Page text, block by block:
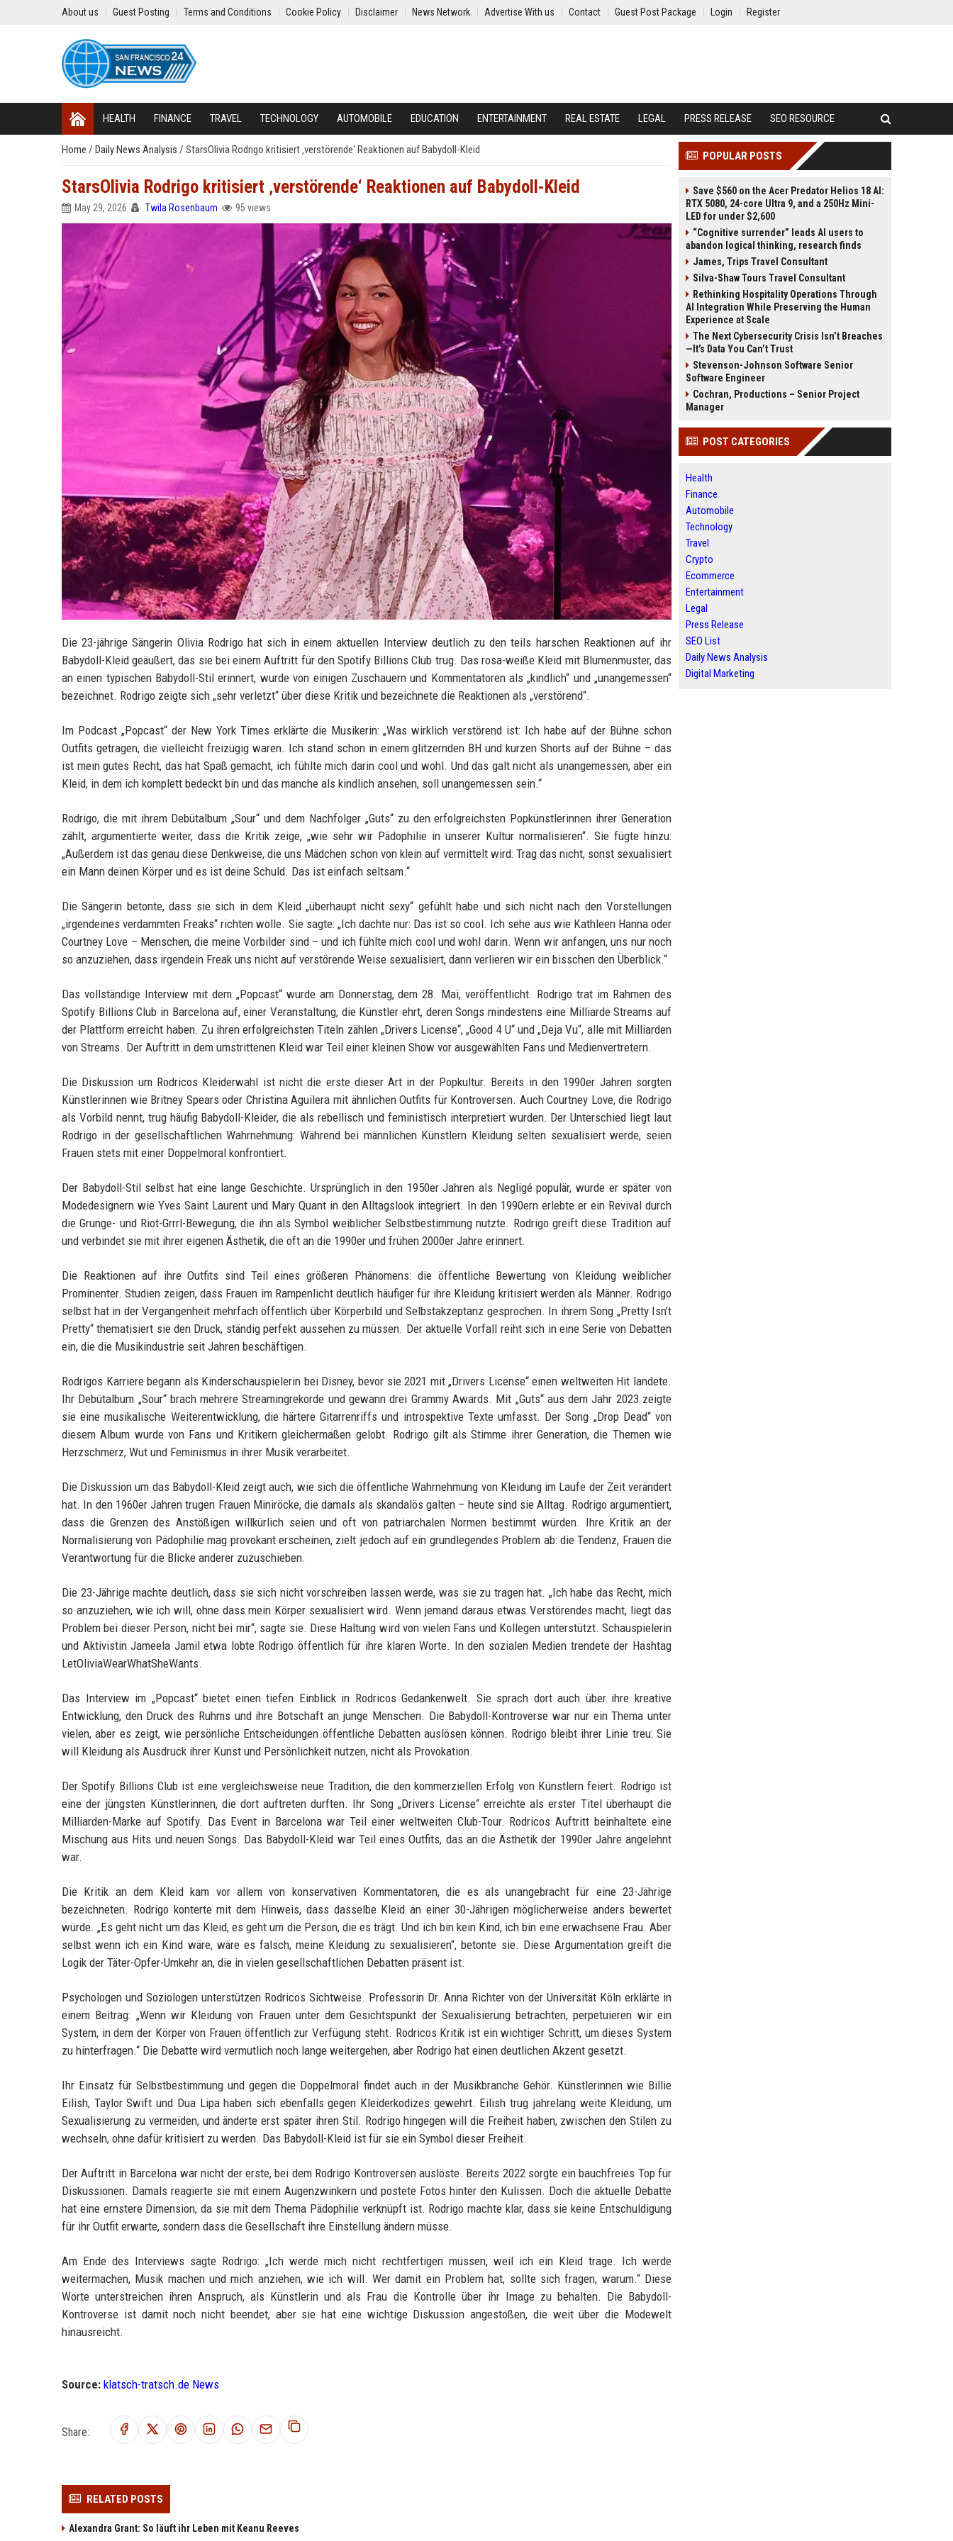
About us Guest Posting Terms and Conditions Cookie Policy Disclaimer News Network Advertise With us Contact Guest Post Package Login Register
HEALTH FINANCE TRAVEL TECHNOLOGY AUTOMOBILE EDUCATION ENTERTAINMENT REAL ESTATE LEGAL PRESS RELEASE SEO RESOURCE
Home / Daily News Analysis / StarsOlivia Rodrigo kritisiert ‚verstörende‘ Reaktionen auf Babydoll-Kleid
StarsOlivia Rodrigo kritisiert ‚verstörende‘ Reaktionen auf Babydoll-Kleid
May 29, 2026 Twila Rosenbaum 95 views
Die 23-jährige Sängerin Olivia Rodrigo hat sich in einem aktuellen Interview deutlich zu den teils harschen Reaktionen auf ihr
Babydoll-Kleid geäußert, das sie bei einem Auftritt für den Spotify Billions Club trug. Das rosa-weiße Kleid mit Blumenmuster, das
an einen typischen Babydoll-Stil erinnert, wurde von einigen Zuschauern und Kommentatoren als „kindlich“ und „unangemessen“
bezeichnet. Rodrigo zeigte sich „sehr verletzt“ über diese Kritik und bezeichnete die Reaktionen als „verstörend“.
Im Podcast „Popcast“ der New York Times erklärte die Musikerin: „Was wirklich verstörend ist: Ich habe auf der Bühne schon
Outfits getragen, die vielleicht freizügig waren. Ich stand schon in einem glitzernden BH und kurzen Shorts auf der Bühne – das
ist mein gutes Recht, das hat Spaß gemacht, ich fühlte mich darin cool und wohl. Und das galt nicht als unangemessen, aber ein
Kleid, in dem ich komplett bedeckt bin und das manche als kindlich ansehen, soll unangemessen sein.“
Rodrigo, die mit ihrem Debütalbum „Sour“ und dem Nachfolger „Guts“ zu den erfolgreichsten Popkünstlerinnen ihrer Generation
zählt, argumentierte weiter, dass die Kritik zeige, „wie sehr wir Pädophilie in unserer Kultur normalisieren“. Sie fügte hinzu:
„Außerdem ist das genau diese Denkweise, die uns Mädchen schon von klein auf vermittelt wird: Trag das nicht, sonst sexualisiert
ein Mann deinen Körper und es ist deine Schuld. Das ist einfach seltsam.“
Die Sängerin betonte, dass sie sich in dem Kleid „überhaupt nicht sexy“ gefühlt habe und sich nicht nach den Vorstellungen
„irgendeines verdammten Freaks“ richten wolle. Sie sagte: „Ich dachte nur: Das ist so cool. Ich sehe aus wie Kathleen Hanna oder
Courtney Love – Menschen, die meine Vorbilder sind – und ich fühlte mich cool und wohl darin. Wenn wir anfangen, uns nur noch
so anzuziehen, dass irgendein Freak uns nicht auf verstörende Weise sexualisiert, dann verlieren wir ein bisschen den Überblick.“
Das vollständige Interview mit dem „Popcast“ wurde am Donnerstag, dem 28. Mai, veröffentlicht. Rodrigo trat im Rahmen des
Spotify Billions Club in Barcelona auf, einer Veranstaltung, die Künstler ehrt, deren Songs mindestens eine Milliarde Streams auf
der Plattform erreicht haben. Zu ihren erfolgreichsten Titeln zählen „Drivers License“, „Good 4 U“ und „Deja Vu“, alle mit Milliarden
von Streams. Der Auftritt in dem umstrittenen Kleid war Teil einer kleinen Show vor ausgewählten Fans und Medienvertretern.
Die Diskussion um Rodricos Kleiderwahl ist nicht die erste dieser Art in der Popkultur. Bereits in den 1990er Jahren sorgten
Künstlerinnen wie Britney Spears oder Christina Aguilera mit ähnlichen Outfits für Kontroversen. Auch Courtney Love, die Rodrigo
als Vorbild nennt, trug häufig Babydoll-Kleider, die als rebellisch und feministisch interpretiert wurden. Der Unterschied liegt laut
Rodrigo in der gesellschaftlichen Wahrnehmung: Während bei männlichen Künstlern Kleidung selten sexualisiert werde, seien
Frauen stets mit einer Doppelmoral konfrontiert.
Der Babydoll-Stil selbst hat eine lange Geschichte. Ursprünglich in den 1950er Jahren als Negligé populär, wurde er später von
Modedesignern wie Yves Saint Laurent und Mary Quant in den Alltagslook integriert. In den 1990ern erlebte er ein Revival durch
die Grunge- und Riot-Grrrl-Bewegung, die ihn als Symbol weiblicher Selbstbestimmung nutzte. Rodrigo greift diese Tradition auf
und verbindet sie mit ihrer eigenen Ästhetik, die oft an die 1990er und frühen 2000er Jahre erinnert.
Die Reaktionen auf ihre Outfits sind Teil eines größeren Phänomens: die öffentliche Bewertung von Kleidung weiblicher
Prominenter. Studien zeigen, dass Frauen im Rampenlicht deutlich häufiger für ihre Kleidung kritisiert werden als Männer. Rodrigo
selbst hat in der Vergangenheit mehrfach öffentlich über Körperbild und Selbstakzeptanz gesprochen. In ihrem Song „Pretty Isn’t
Pretty“ thematisiert sie den Druck, ständig perfekt aussehen zu müssen. Der aktuelle Vorfall reiht sich in eine Serie von Debatten
ein, die die Musikindustrie seit Jahren beschäftigen.
Rodrigos Karriere begann als Kinderschauspielerin bei Disney, bevor sie 2021 mit „Drivers License“ einen weltweiten Hit landete.
Ihr Debütalbum „Sour“ brach mehrere Streamingrekorde und gewann drei Grammy Awards. Mit „Guts“ aus dem Jahr 2023 zeigte
sie eine musikalische Weiterentwicklung, die härtere Gitarrenriffs und introspektive Texte umfasst. Der Song „Drop Dead“ von
diesem Album wurde von Fans und Kritikern gleichermaßen gelobt. Rodrigo gilt als Stimme ihrer Generation, die Themen wie
Herzschmerz, Wut und Feminismus in ihrer Musik verarbeitet.
Die Diskussion um das Babydoll-Kleid zeigt auch, wie sich die öffentliche Wahrnehmung von Kleidung im Laufe der Zeit verändert
hat. In den 1960er Jahren trugen Frauen Miniröcke, die damals als skandalös galten – heute sind sie Alltag. Rodrigo argumentiert,
dass die Grenzen des Anstößigen willkürlich seien und oft von patriarchalen Normen bestimmt würden. Ihre Kritik an der
Normalisierung von Pädophilie mag provokant erscheinen, zielt jedoch auf ein grundlegendes Problem ab: die Tendenz, Frauen die
Verantwortung für die Blicke anderer zuzuschieben.
Die 23-Jährige machte deutlich, dass sie sich nicht vorschreiben lassen werde, was sie zu tragen hat. „Ich habe das Recht, mich
so anzuziehen, wie ich will, ohne dass mein Körper sexualisiert wird. Wenn jemand daraus etwas Verstörendes macht, liegt das
Problem bei dieser Person, nicht bei mir“, sagte sie. Diese Haltung wird von vielen Fans und Kollegen unterstützt. Schauspielerin
und Aktivistin Jameela Jamil etwa lobte Rodrigo öffentlich für ihre klaren Worte. In den sozialen Medien trendete der Hashtag
LetOliviaWearWhatSheWants.
Das Interview im „Popcast“ bietet einen tiefen Einblick in Rodricos Gedankenwelt. Sie sprach dort auch über ihre kreative
Entwicklung, den Druck des Ruhms und ihre Botschaft an junge Menschen. Die Babydoll-Kontroverse war nur ein Thema unter
vielen, aber es zeigt, wie persönliche Entscheidungen öffentliche Debatten auslösen können. Rodrigo bleibt ihrer Linie treu: Sie
will Kleidung als Ausdruck ihrer Kunst und Persönlichkeit nutzen, nicht als Provokation.
Der Spotify Billions Club ist eine vergleichsweise neue Tradition, die den kommerziellen Erfolg von Künstlern feiert. Rodrigo ist
eine der jüngsten Künstlerinnen, die dort auftreten durften. Ihr Song „Drivers License“ erreichte als erster Titel überhaupt die
Milliarden-Marke auf Spotify. Das Event in Barcelona war Teil einer weltweiten Club-Tour. Rodricos Auftritt beinhaltete eine
Mischung aus Hits und neuen Songs. Das Babydoll-Kleid war Teil eines Outfits, das an die Ästhetik der 1990er Jahre angelehnt
war.
Die Kritik an dem Kleid kam vor allem von konservativen Kommentatoren, die es als unangebracht für eine 23-Jährige
bezeichneten. Rodrigo konterte mit dem Hinweis, dass dasselbe Kleid an einer 30-Jährigen möglicherweise anders bewertet
würde. „Es geht nicht um das Kleid, es geht um die Person, die es trägt. Und ich bin kein Kind, ich bin eine erwachsene Frau. Aber
selbst wenn ich ein Kind wäre, wäre es falsch, meine Kleidung zu sexualisieren“, betonte sie. Diese Argumentation greift die
Logik der Täter-Opfer-Umkehr an, die in vielen gesellschaftlichen Debatten präsent ist.
Psychologen und Soziologen unterstützen Rodricos Sichtweise. Professorin Dr. Anna Richter von der Universität Köln erklärte in
einem Beitrag: „Wenn wir Kleidung von Frauen unter dem Gesichtspunkt der Sexualisierung betrachten, perpetuieren wir ein
System, in dem der Körper von Frauen öffentlich zur Verfügung steht. Rodricos Kritik ist ein wichtiger Schritt, um dieses System
zu hinterfragen.“ Die Debatte wird vermutlich noch lange weitergehen, aber Rodrigo hat einen deutlichen Akzent gesetzt.
Ihr Einsatz für Selbstbestimmung und gegen die Doppelmoral findet auch in der Musikbranche Gehör. Künstlerinnen wie Billie
Eilish, Taylor Swift und Dua Lipa haben sich ebenfalls gegen Kleiderkodizes gewehrt. Eilish trug jahrelang weite Kleidung, um
Sexualisierung zu vermeiden, und änderte erst später ihren Stil. Rodrigo hingegen will die Freiheit haben, zwischen den Stilen zu
wechseln, ohne dafür kritisiert zu werden. Das Babydoll-Kleid ist für sie ein Symbol dieser Freiheit.
Der Auftritt in Barcelona war nicht der erste, bei dem Rodrigo Kontroversen auslöste. Bereits 2022 sorgte ein bauchfreies Top für
Diskussionen. Damals reagierte sie mit einem Augenzwinkern und postete Fotos hinter den Kulissen. Doch die aktuelle Debatte
hat eine ernstere Dimension, da sie mit dem Thema Pädophilie verknüpft ist. Rodrigo machte klar, dass sie keine Entschuldigung
für ihr Outfit erwarte, sondern dass die Gesellschaft ihre Einstellung ändern müsse.
Am Ende des Interviews sagte Rodrigo: „Ich werde mich nicht rechtfertigen müssen, weil ich ein Kleid trage. Ich werde
weitermachen, Musik machen und mich anziehen, wie ich will. Wer damit ein Problem hat, sollte sich fragen, warum.“ Diese
Worte unterstreichen ihren Anspruch, als Künstlerin und als Frau die Kontrolle über ihr Image zu behalten. Die Babydoll-
Kontroverse ist damit noch nicht beendet, aber sie hat eine wichtige Diskussion angestoßen, die weit über die Modewelt
hinausreicht.
Source: klatsch-tratsch.de News
Share:
RELATED POSTS
Alexandra Grant: So läuft ihr Leben mit Keanu Reeves
POPULAR POSTS
Save $560 on the Acer Predator Helios 18 AI:
RTX 5080, 24-core Ultra 9, and a 250Hz Mini-
LED for under $2,600
“Cognitive surrender” leads AI users to
abandon logical thinking, research finds
James, Trips Travel Consultant
Silva-Shaw Tours Travel Consultant
Rethinking Hospitality Operations Through
AI Integration While Preserving the Human
Experience at Scale
The Next Cybersecurity Crisis Isn’t Breaches
—It’s Data You Can’t Trust
Stevenson-Johnson Software Senior
Software Engineer
Cochran, Productions – Senior Project
Manager
POST CATEGORIES
Health
Finance
Automobile
Technology
Travel
Crypto
Ecommerce
Entertainment
Legal
Press Release
SEO List
Daily News Analysis
Digital Marketing